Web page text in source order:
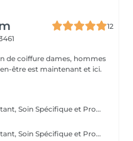
12
de coiffure dames, hommes
Diagnostique, Shampooing Traitant, Soin Spécifique et Produits Coiffants inclus
Diagnostique, Shampooing Traitant, Soin Spécifique et Produits Coiffants inclus